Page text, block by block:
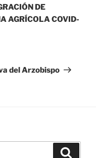
DE
AGRÍCOLA COVID-
del Arzobispo